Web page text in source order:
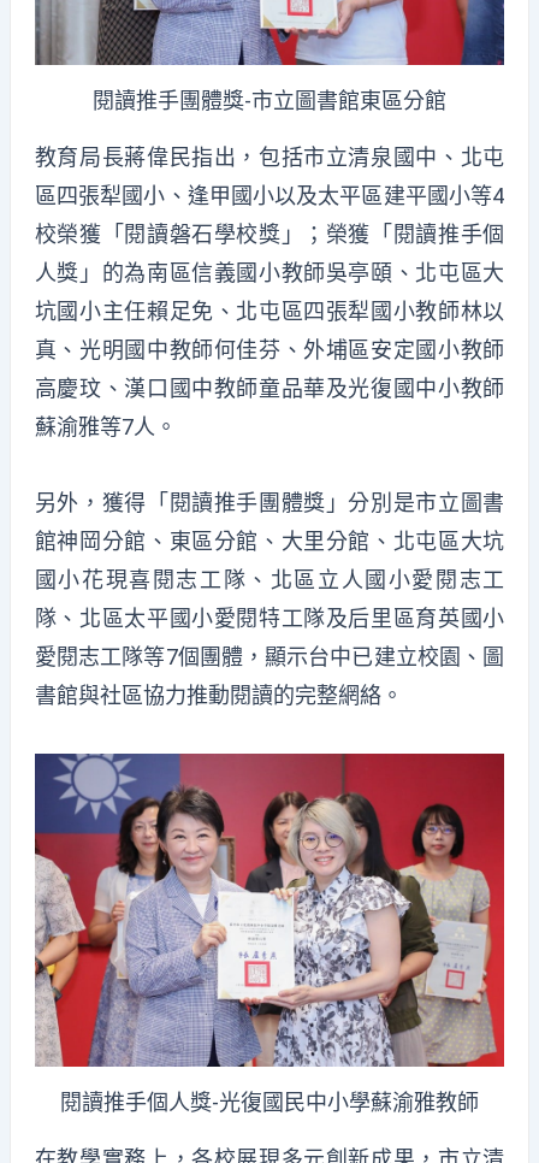
閱讀推手團體獎-市立圖書館東區分館
教育局長蔣偉民指出，包括市立清泉國中、北屯
區四張犁國小、逢甲國小以及太平區建平國小等4
校榮獲「閱讀磐石學校獎」；榮獲「閱讀推手個
人獎」的為南區信義國小教師吳亭頤、北屯區大
坑國小主任賴足免、北屯區四張犁國小教師林以
真、光明國中教師何佳芬、外埔區安定國小教師
高慶玟、漢口國中教師童品華及光復國中小教師
蘇渝雅等7人。
另外，獲得「閱讀推手團體獎」分別是市立圖書
館神岡分館、東區分館、大里分館、北屯區大坑
國小花現喜閱志工隊、北區立人國小愛閱志工
隊、北區太平國小愛閱特工隊及后里區育英國小
愛閱志工隊等7個團體，顯示台中已建立校園、圖
書館與社區協力推動閱讀的完整網絡。
閱讀推手個人獎-光復國民中小學蘇渝雅教師